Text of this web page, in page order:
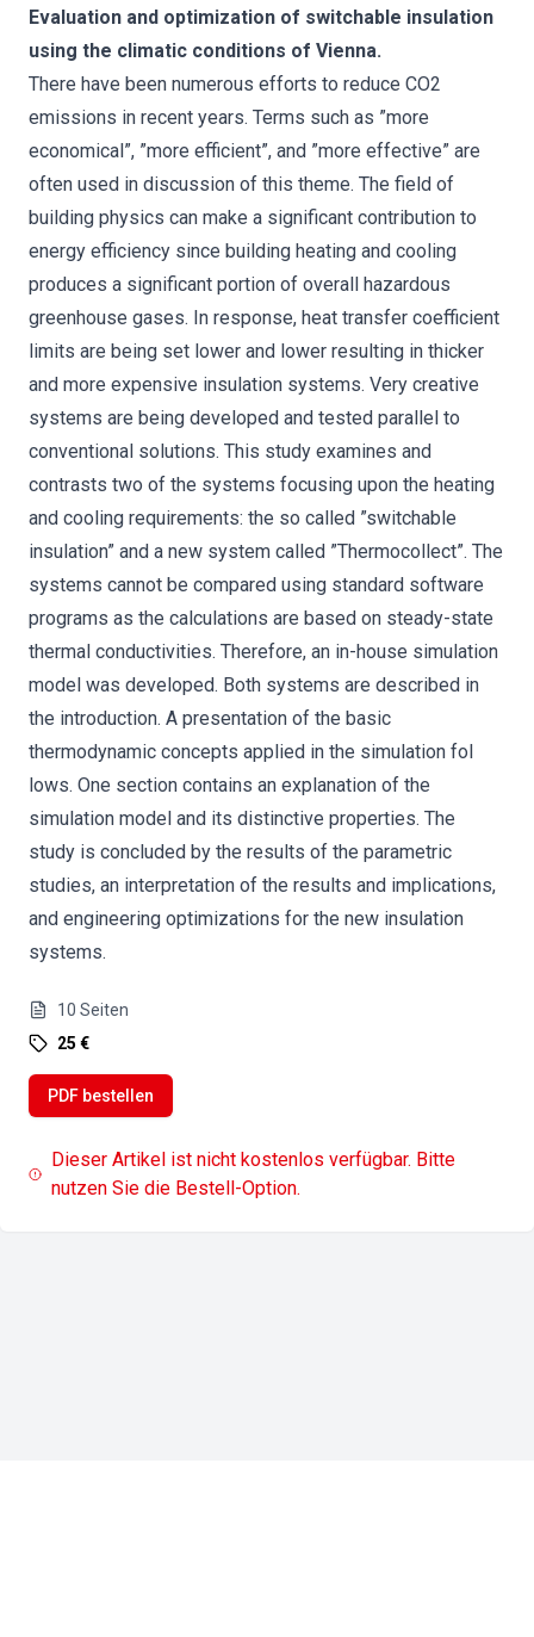
Evaluation and optimization of switchable insulation
using the climatic conditions of Vienna.
There have been numerous efforts to reduce CO2
emissions in recent years. Terms such as ”more
economical”, ”more efficient”, and ”more effective” are
often used in discussion of this theme. The field of
building physics can make a significant contribution to
energy efficiency since building heating and cooling
produces a significant portion of overall hazardous
greenhouse gases. In response, heat transfer coefficient
limits are being set lower and lower resulting in thicker
and more expensive insulation systems. Very creative
systems are being developed and tested parallel to
conventional solutions. This study examines and
contrasts two of the systems focusing upon the heating
and cooling requirements: the so called ”switchable
insulation” and a new system called ”Thermocollect”. The
systems cannot be compared using standard software
programs as the calculations are based on steady-state
thermal conductivities. Therefore, an in-house simulation
model was developed. Both systems are described in
the introduction. A presentation of the basic
thermodynamic concepts applied in the simulation fol
lows. One section contains an explanation of the
simulation model and its distinctive properties. The
study is concluded by the results of the parametric
studies, an interpretation of the results and implications,
and engineering optimizations for the new insulation
systems.
10 Seiten
25 €
PDF bestellen
Dieser Artikel ist nicht kostenlos verfügbar. Bitte
nutzen Sie die Bestell-Option.